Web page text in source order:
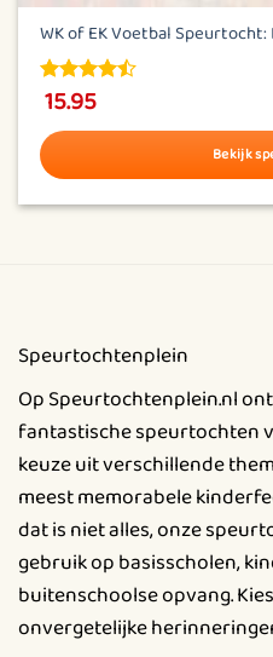
WK of EK Voetbal Speurtocht:
4.5out of
15.95
Bekijk
product
optie
kan
gekozen
worden
op
de
productpagina
Speurtochtenplein
Op Speurtochtenplein.nl
fantastische speurtochten
keuze uit verschillende
meest memorabele
dat is niet alles, onze
gebruik op basisscholen,
buitenschoolse opvang.
onvergetelijke